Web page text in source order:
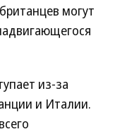
могут
из-за
и Италии.